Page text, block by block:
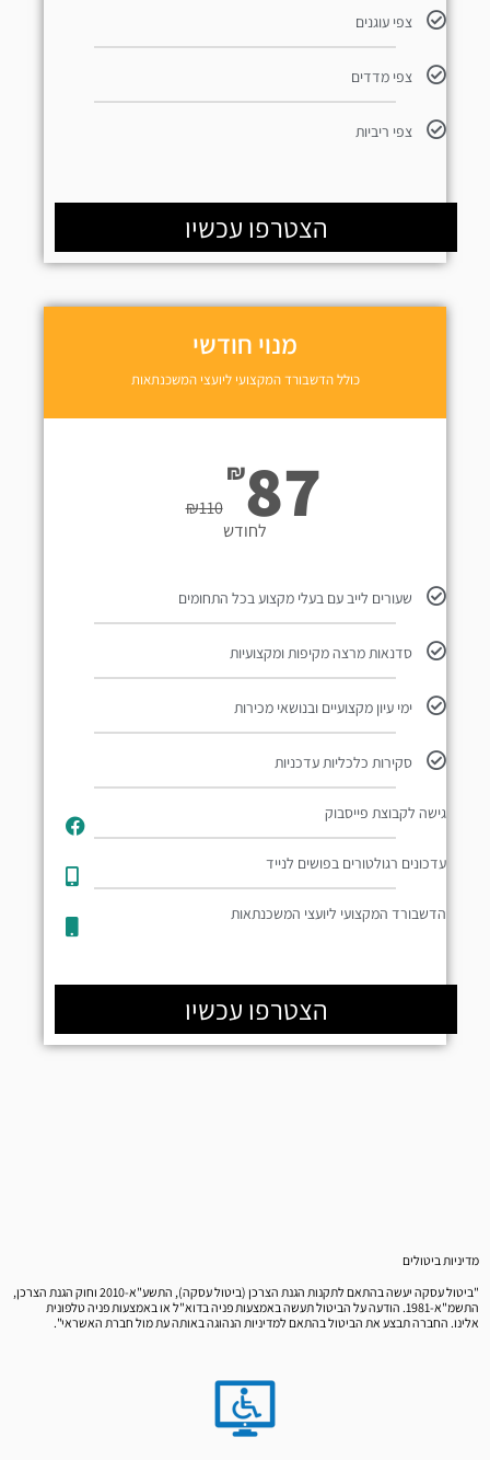
מנוי חודשי
כולל הדשבורד המקצועי ליועצי המשכנתאות
₪110
₪87לחודש
שעורים לייב עם בעלי מקצוע בכל התחומים
סדנאות מרצה מקיפות ומקצועיות
ימי עיון מקצועיים ובנושאי מכירות
סקירות כלכליות עדכניות
גישה לקבוצת פייסבוק
עדכונים רגולטורים בפושים לנייד​
הדשבורד המקצועי ליועצי המשכנתאות
הצטרפו עכשיו
צפי עוגנים
צפי מדדים
צפי ריביות
הצטרפו עכשיו
מדיניות ביטולים
"ביטול עסקה יעשה בהתאם לתקנות הגנת הצרכן (ביטול עסקה), התשע"א-2010 וחוק הגנת הצרכן,
התשמ"א-1981. הודעה על הביטול תעשה באמצעות פניה בדוא"ל או באמצעות פניה טלפונית
אלינו. החברה תבצע את הביטול בהתאם למדיניות הנהוגה באותה עת מול חברת האשראי".